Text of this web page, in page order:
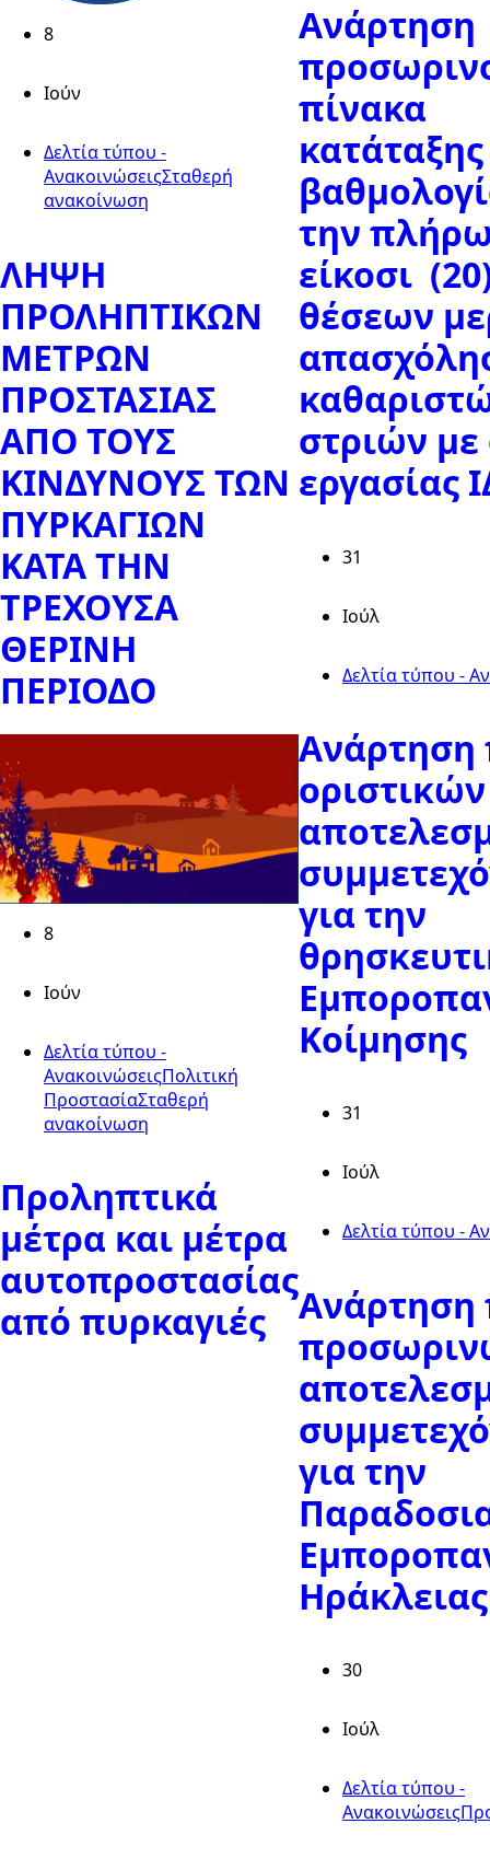
8
Ιούν
Δελτία τύπου -
ΑνακοινώσειςΣταθερή
ανακοίνωση
ΛΗΨΗ
ΠΡΟΛΗΠΤΙΚΩΝ
ΜΕΤΡΩΝ
ΠΡΟΣΤΑΣΙΑΣ
ΑΠΟ ΤΟΥΣ
ΚΙΝΔΥΝΟΥΣ ΤΩΝ
ΠΥΡΚΑΓΙΩΝ
ΚΑΤΑ ΤΗΝ
ΤΡΕΧΟΥΣΑ
ΘΕΡΙΝΗ
ΠΕΡΙΟΔΟ
8
Ιούν
Δελτία τύπου -
ΑνακοινώσειςΠολιτική
ΠροστασίαΣταθερή
ανακοίνωση
Προληπτικά
μέτρα και μέτρα
αυτοπροστασίας
από πυρκαγιές
Ανάρτηση
πίνακα
την
είκοσι
θέσεων
στριών
εργασίας
31
Ιούλ
Δελτία τύπου -
Ανάρτηση
οριστικών
για την
Κοίμησης
31
Ιούλ
Δελτία τύπου -
Ανάρτηση
για την
Ηράκλειας
30
Ιούλ
Δελτία τύπου -
Ανακοινώσεις